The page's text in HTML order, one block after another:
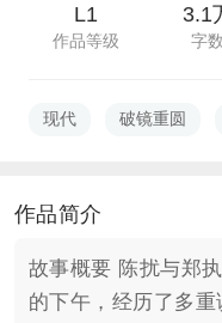
L1
作品等级
3.1
字数
现代 破镜重圆
作品简介
故事概要 陈扰与郑
的下午，经历了多